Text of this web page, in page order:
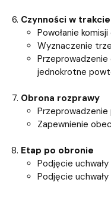
Czynności w
Powołanie
Wyznaczenie
jednokrotne
Obrona rozprawy
Przeprowadzenie
Zapewnienie
Etap po obronie
Podjęcie
Podjęcie